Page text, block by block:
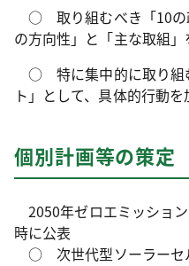
○ 取り組むべき「10の
の方向性」と「主な取組」
○ 特に集中的に取り組
ト」として、具体的行動を
個別計画等の策定
2050年ゼロエミッショ
時に公表
○ 次世代型ソーラーセ